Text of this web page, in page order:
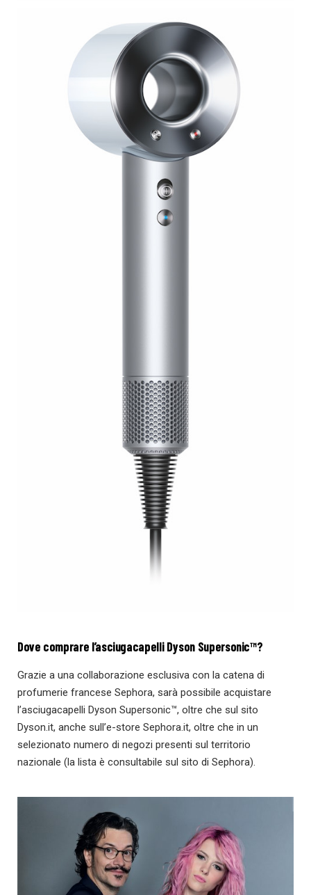
Dove comprare l’asciugacapelli Dyson Supersonic™?
Grazie a una collaborazione esclusiva con la catena di
profumerie francese Sephora, sarà possibile acquistare
l’asciugacapelli Dyson Supersonic™, oltre che sul sito
Dyson.it, anche sull’e-store Sephora.it, oltre che in un
selezionato numero di negozi presenti sul territorio
nazionale (la lista è consultabile sul sito di Sephora).